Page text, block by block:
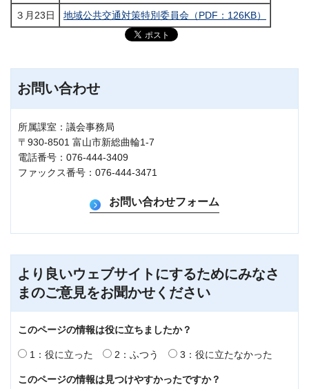
３月23日 地域公共交通対策特別委員会（PDF：126KB）
お問い合わせ
所属課室：議会事務局
〒930-8501 富山市新総曲輪1-7
電話番号：076-444-3409
ファックス番号：076-444-3471
より良いウェブサイトにするためにみなさ
まのご意見をお聞かせください
このページの情報は役に立ちましたか？
1：役に立った 2：ふつう 3：役に立たなかった
このページの情報は見つけやすかったですか？